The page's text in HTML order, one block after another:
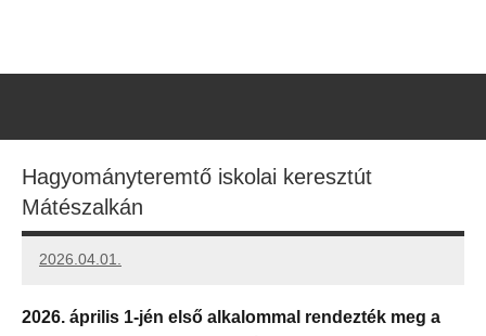
content
Debrecen-
Egyházmegye
Hagyományteremtő iskolai keresztút
Mátészalkán
2026.04.01.
Leiszt
2026. április 1-jén első alkalommal rendezték meg a